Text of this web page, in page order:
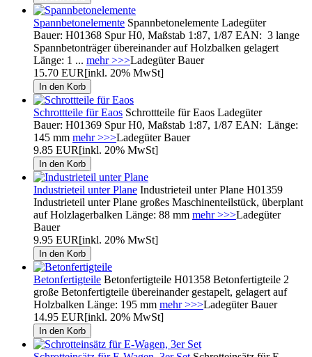
Spannbetonelemente Spannbetonelemente Ladegüter
Bauer: H01368 Spur H0, Maßstab 1:87, 1/87 EAN: 3 lange
Spannbetonträger übereinander auf Holzbalken gelagert
Länge: 1 ... mehr >>>Ladegüter Bauer
15.70 EUR[inkl. 20% MwSt]
Schrottteile für Eaos Schrottteile für Eaos Ladegüter
Bauer: H01369 Spur H0, Maßstab 1:87, 1/87 EAN: Länge:
145 mm mehr >>>Ladegüter Bauer
9.85 EUR[inkl. 20% MwSt]
Industrieteil unter Plane Industrieteil unter Plane H01359
Industrieteil unter Plane großes Maschinenteilstück, überplant
auf Holzlagerbalken Länge: 88 mm mehr >>>Ladegüter
Bauer
9.95 EUR[inkl. 20% MwSt]
Betonfertigteile Betonfertigteile H01358 Betonfertigteile 2
große Betonfertigteile übereinander gestapelt, gelagert auf
Holzbalken Länge: 195 mm mehr >>>Ladegüter Bauer
14.95 EUR[inkl. 20% MwSt]